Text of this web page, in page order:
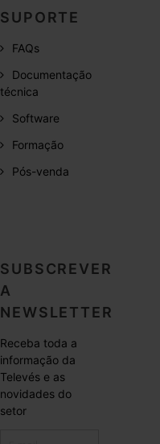
SUPORTE
FAQs
Documentação
técnica
Software
Formação
Pós-venda
SUBSCREVER
A
NEWSLETTER
Receba toda a
informação da
Televés e as
novidades do
setor